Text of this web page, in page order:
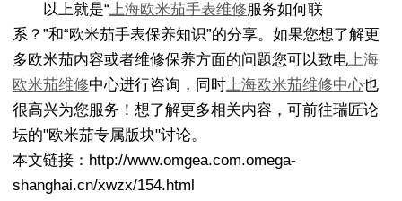
以上就是“上海欧米茄手表维修服务如何联
系？”和“欧米茄手表保养知识”的分享。如果您想了解更
多欧米茄内容或者维修保养方面的问题您可以致电上海
欧米茄维修中心进行咨询，同时上海欧米茄维修中心也
很高兴为您服务！想了解更多相关内容，可前往瑞匠论
坛的"欧米茄专属版块"讨论。
本文链接：http://www.omgea.com.omega-
shanghai.cn/xwzx/154.html